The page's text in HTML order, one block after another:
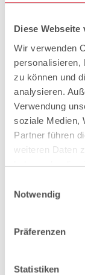
Diese Webseite
Wir verwenden
personalisieren,
zu können und
analysieren.
Verwendung
soziale Medien,
Partner führen
weiteren Daten
Notwendig
Präferenzen
Statistiken